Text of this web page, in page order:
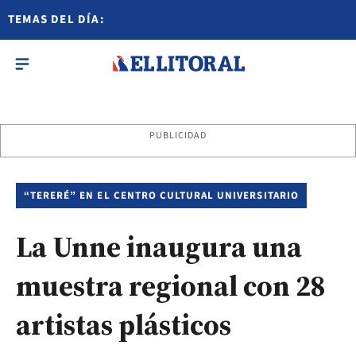
TEMAS DEL DÍA:
PUBLICIDAD
“TERERÉ” EN EL CENTRO CULTURAL UNIVERSITARIO
La Unne inaugura una
muestra regional con 28
artistas plásticos